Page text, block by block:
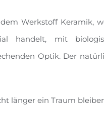
Werkstoff Keramik,
handelt, mit
Optik. Der
länger ein Traum